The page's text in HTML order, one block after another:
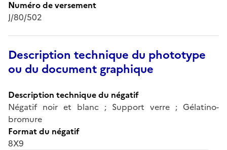
Numéro de versement
J/80/502
Description technique du phototype
ou du document graphique
Description technique du négatif
Négatif noir et blanc ; Support verre ; Gélatino-
bromure
Format du négatif
8X9